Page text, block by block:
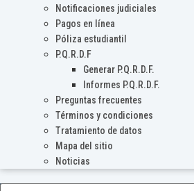
Notificaciones judiciales
Pagos en línea
Póliza estudiantil
P.Q.R.D.F
Generar P.Q.R.D.F.
Informes P.Q.R.D.F.
Preguntas frecuentes
Términos y condiciones
Tratamiento de datos
Mapa del sitio
Noticias